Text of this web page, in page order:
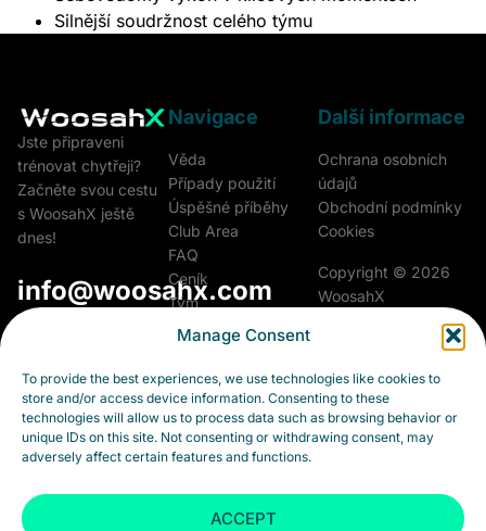
Manage Consent
To provide the best experiences, we use technologies like cookies to
store and/or access device information. Consenting to these
technologies will allow us to process data such as browsing behavior or
unique IDs on this site. Not consenting or withdrawing consent, may
adversely affect certain features and functions.
ACCEPT
Silnější soudržnost celého týmu
Jste připraveni
trénovat chytřeji?
Začněte svou cestu
s WoosahX ještě
dnes!
info@woosahx.com
Fialková 5703/26
903 01 Senec
Slovensko
DIČ: 2122202038
IČ DPH:
Navigace
Věda
Případy použití
Úspěšné příběhy
Club Area
FAQ
Ceník
Tým
Přehled pojmů
Kontakt
Další informace
Ochrana osobních
údajů
Obchodní podmínky
Cookies
Copyright © 2026
WoosahX